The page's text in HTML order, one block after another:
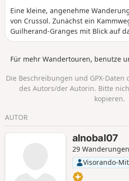
Eine kleine, angenehme
von Crussol. Zunächst ein
Guilherand-Granges mit Blick auf
Vercors, das Diois und vieles mehr,
Blick auf die Ardèche, Saint-Péray
Vielzahl von Wegen, die auf
Strecke abzweigen.
Für mehr Wandertouren, benutze
Die Beschreibungen und GPX-
des Autors/der Autorin. Bitte
kopieren.
AUTOR
alnobal07
29 Wanderungen
Visorando-